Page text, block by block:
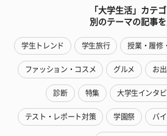
「大学生活」カテ
別のテーマの記事
学生トレンド 学生旅行 授業・履修
ファッション・コスメ グルメ お
診断 特集 大学生インタ
テスト・レポート対策 学園祭 バ